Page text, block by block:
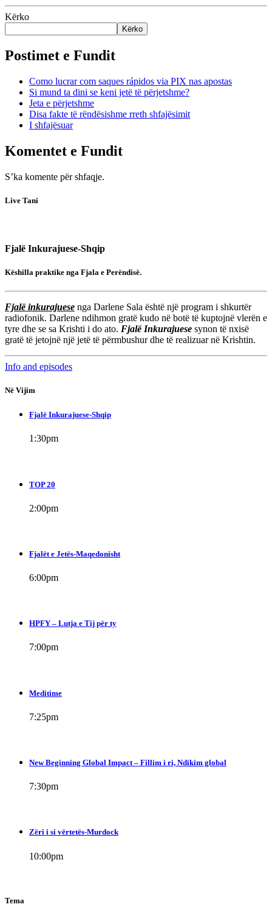
Kërko
Kërko
Postimet e Fundit
Como lucrar com saques rápidos via PIX nas apostas
Si mund ta dini se keni jetë të përjetshme?
Jeta e përjetshme
Disa fakte të rëndësishme rreth shfajësimit
I shfajësuar
Komentet e Fundit
S’ka komente për shfaqje.
Live Tani
Fjalë Inkurajuese-Shqip
Këshilla praktike nga Fjala e Perëndisë.
Fjalë inkurajuese nga Darlene Sala është një program i shkurtër
radiofonik. Darlene ndihmon gratë kudo në botë të kuptojnë vlerën e
tyre dhe se sa Krishti i do ato. Fjalë Inkurajuese synon të nxisë
gratë të jetojnë një jetë të përmbushur dhe të realizuar në Krishtin.
Info and episodes
Në Vijim
Fjalë Inkurajuese-Shqip
1:30pm
TOP 20
2:00pm
Fjalët e Jetës-Maqedonisht
6:00pm
HPFY – Lutja e Tij për ty
7:00pm
Meditime
7:25pm
New Beginning Global Impact – Fillim i ri, Ndikim global
7:30pm
Zëri i si vërtetës-Murdock
10:00pm
Tema